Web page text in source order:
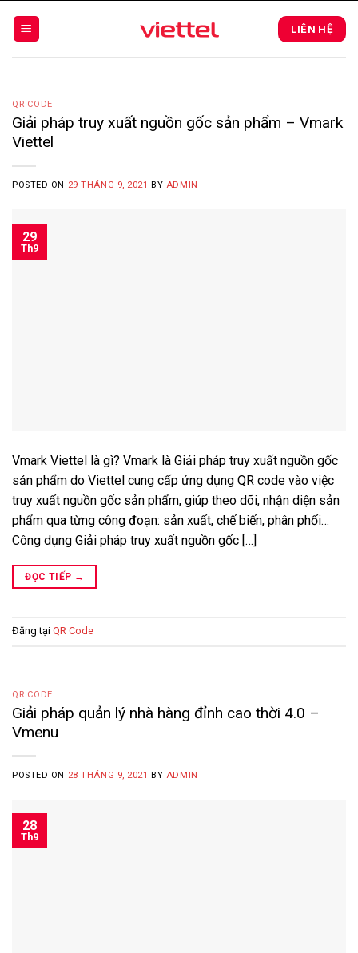
LIÊN HỆ
QR CODE
Giải pháp truy xuất nguồn gốc sản phẩm – Vmark
Viettel
POSTED ON 29 THÁNG 9, 2021 BY ADMIN
29
Th9
Vmark Viettel là gì? Vmark là Giải pháp truy xuất nguồn gốc
sản phẩm do Viettel cung cấp ứng dụng QR code vào việc
truy xuất nguồn gốc sản phẩm, giúp theo dõi, nhận diện sản
phẩm qua từng công đoạn: sản xuất, chế biến, phân phối…
Công dụng Giải pháp truy xuất nguồn gốc […]
ĐỌC TIẾP →
Đăng tại QR Code
QR CODE
Giải pháp quản lý nhà hàng đỉnh cao thời 4.0 –
Vmenu
POSTED ON 28 THÁNG 9, 2021 BY ADMIN
28
Th9